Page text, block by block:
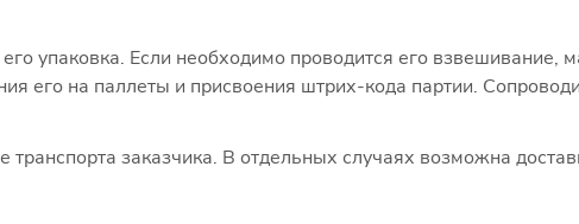
упаковка. Если необходимо проводится его взвешивание,
его на паллеты и присвоения штрих-кода партии.
заказчика. В отдельных случаях возможна